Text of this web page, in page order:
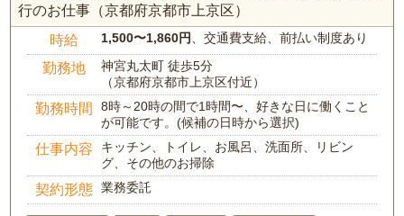
行のお仕事（京都府京都市上京区）
時給 1,500〜1,860円 、交通費支給、前払い制度あり
勤務地
神宮丸太町 徒歩5分
（京都府京都市上京区付近）
勤務時間
8時～20時の間で1時間〜、好きな日に働くこと
が可能です。(候補の日時から選択)
仕事内容
キッチン、トイレ、お風呂、洗面所、リビン
グ、その他のお掃除
契約形態 業務委託